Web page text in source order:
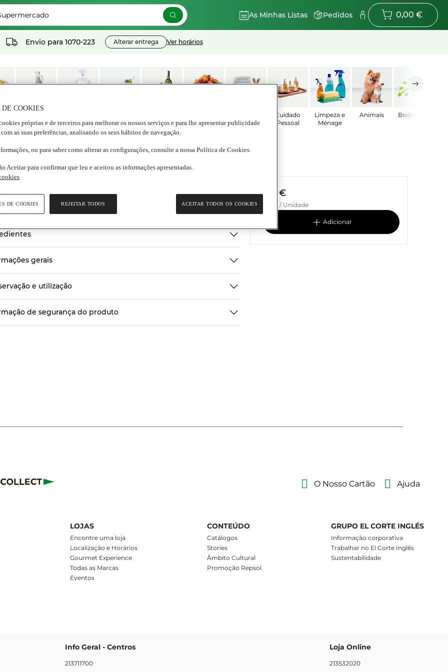
As Minhas Listas Pedidos 0,00 €
Envio para 1070-223 Alterar entrega Ver horários
ovos
Bem estar
Cuidado
Pessoal
Limpeza e
Ménage
Animais Biológicos
/ Café em cápsulas
Alumínio Alma Kenia
|10 unidades
(0)
Escrever uma opinião
gerais
e utilização
de segurança do produto
2,99 €
0,30 € / Unidade
adicionar
O Nosso Cartão Ajuda
LOJAS
Encontre uma loja
Localização e Horários
Gourmet Experience
Todas as Marcas
Eventos
CONTEÚDO
Catálogos
Stories
Âmbito Cultural
Promoção Repsol
GRUPO EL CORTE INGLÉS
Informação corporativa
Trabalhar no El Corte Inglês
Sustentabilidade
Info Geral - Centros
213711700
Loja Online
213532020
COOKIES
próprias e de terceiros para melhorar os nossos serviços e para lhe apresentar publicidade
as suas preferências, analisando os seus hábitos de navegação.
ou para saber como alterar as configurações, consulte a nossa Política de Cookies.
Aceitar para confirmar que leu e aceitou as informações apresentadas.
REJEITAR TODOS ACEITAR TODOS OS COOKIES
DE COOKIES